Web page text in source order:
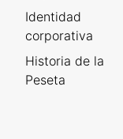
Identidad
corporativa
Historia de la
Peseta